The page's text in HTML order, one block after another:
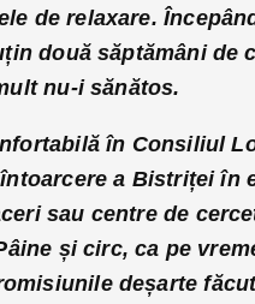
de relaxare.
două săptămâni de
nu-i sănătos.
în Consiliul
a Bistriței în
sau centre de
și circ, ca pe
deșarte